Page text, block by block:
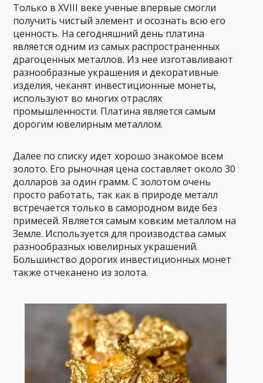
Только в XVIII веке ученые впервые смогли
получить чистый элемент и осознать всю его
ценность. На сегодняшний день платина
является одним из самых распространенных
драгоценных металлов. Из нее изготавливают
разнообразные украшения и декоративные
изделия, чеканят инвестиционные монеты,
используют во многих отраслях
промышленности. Платина является самым
дорогим ювелирным металлом.
Далее по списку идет хорошо знакомое всем
золото. Его рыночная цена составляет около 30
долларов за один грамм. С золотом очень
просто работать, так как в природе металл
встречается только в самородном виде без
примесей. Является самым ковким металлом на
Земле. Используется для производства самых
разнообразных ювелирных украшений.
Большинство дорогих инвестиционных монет
также отчеканено из золота.